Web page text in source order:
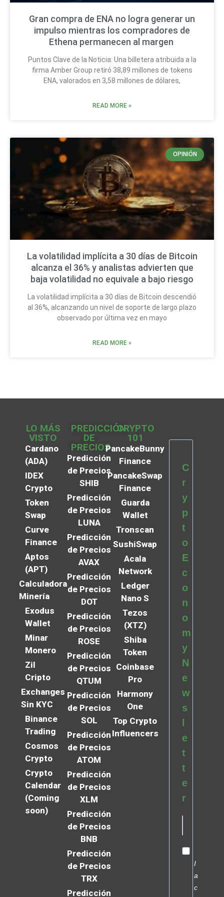
Gran compra de ENA no logra generar un
impulso mientras los compradores de
Ethena permanecen al margen
Puntos Clave de la Noticia: Una billetera atribuida a la
firma Amber Group retiró 38,89 millones de tokens
ENA, valorados en 3,58 millones de dólares,
READ MORE »
OPINIÓN
La volatilidad implícita a 30 días de Bitcoin
alcanza el 36% y analistas advierten que
baja volatilidad no equivale a bajo riesgo
La volatilidad implícita a 30 días de Bitcoin descendió
al 36%, alcanzando un nivel de soporte de largo plazo
observado por última vez en mayo
READ MORE »
LO MÁS
VISTO
Cardano
(ADA)
IDEX
Crypto
Token
Swap
Curve
Finance
Aptos
(APT)
Calculadora
Minería
Exodus
Wallet
Minar
Monero
Zil
Cripto
Exchanges
Sin KYC
Binance
Trading
Cosmos
Crypto
Crypto
Calendar
(Coming
soon)
PREDICCIÓN
DE
PRECIOS
Predicción
de Precios
SHIB
Predicción
de Precios
LUNA
Predicción
de Precios
AVAX
Predicción
de Precios
DOT
Predicción
de Precios
ROSE
Predicción
de Precios
QTUM
Predicción
de Precios
SOL
Predicción
de Precios
ATOM
Predicción
de Precios
XLM
Predicción
de Precios
BNB
Predicción
de Precios
TRX
Predicción
CRYPTO
101
PancakeBunny
Finance
PancakeSwap
Finance
Guarda
Wallet
Tronscan
SushiSwap
Acala
Network
Ledger
Nano S
Tezos
(XTZ)
Shiba
Token
Coinbase
Pro
Harmony
One
Top Crypto
Influencers
C
r
y
p
t
o
E
c
o
n
o
m
y
N
e
w
s
e
t
t
e
r
I
a
c